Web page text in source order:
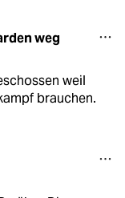
weg
weil
brauchen.